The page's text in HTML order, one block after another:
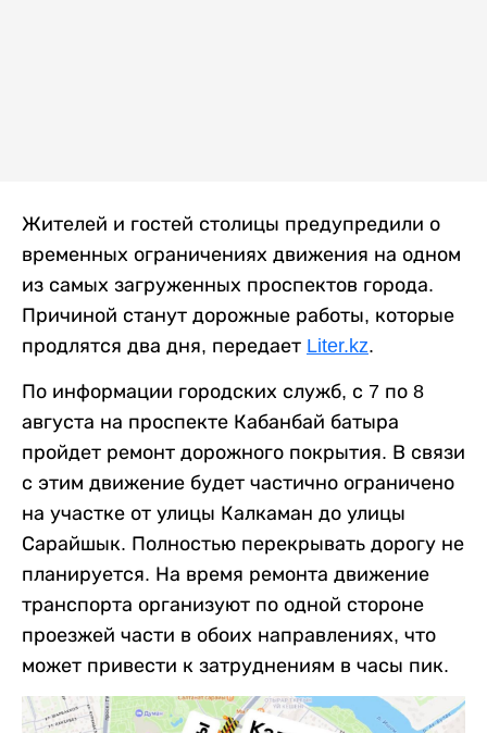
Жителей и гостей столицы предупредили о
временных ограничениях движения на одном
из самых загруженных проспектов города.
Причиной станут дорожные работы, которые
продлятся два дня, передает Liter.kz.
По информации городских служб, с 7 по 8
августа на проспекте Кабанбай батыра
пройдет ремонт дорожного покрытия. В связи
с этим движение будет частично ограничено
на участке от улицы Калкаман до улицы
Сарайшык. Полностью перекрывать дорогу не
планируется. На время ремонта движение
транспорта организуют по одной стороне
проезжей части в обоих направлениях, что
может привести к затруднениям в часы пик.